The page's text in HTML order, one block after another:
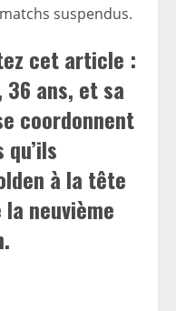
suspendus.
cet article :
36 ans, et sa
coordonnent
à la tête
neuvième